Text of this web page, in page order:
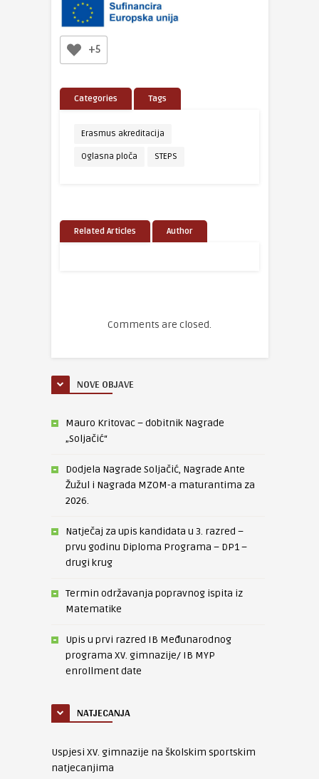
+5
Categories Tags
Erasmus akreditacija
Oglasna ploča STEPS
Related Articles Author
Comments are closed.
NOVE OBJAVE
Mauro Kritovac – dobitnik Nagrade
„Soljačić“
Dodjela Nagrade Soljačić, Nagrade Ante
Žužul i Nagrada MZOM-a maturantima za
2026.
Natječaj za upis kandidata u 3. razred –
prvu godinu Diploma Programa – DP1 –
drugi krug
Termin održavanja popravnog ispita iz
Matematike
Upis u prvi razred IB Međunarodnog
programa XV. gimnazije/ IB MYP
enrollment date
NATJECANJA
Uspjesi XV. gimnazije na školskim sportskim
natjecanjima